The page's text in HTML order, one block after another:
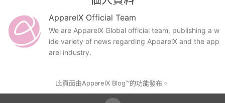
ApparelX Official Team
We are ApparelX Global official team, publishing a w
ide variety of news regarding ApparelX and the app
arel industry.
此頁面由ApparelX Blog™的功能發布。